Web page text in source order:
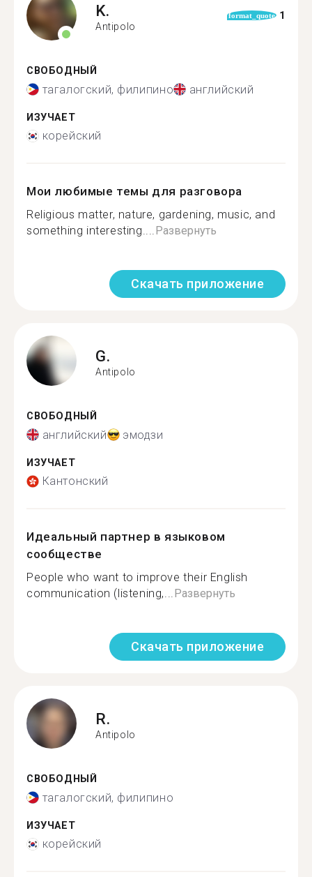
K.
Antipolo
format_quote 1
СВОБОДНЫЙ
тагалогский, филипино английский
ИЗУЧАЕТ
корейский
Мои любимые темы для разговора
Religious matter, nature, gardening, music, and
something interesting....Развернуть
Скачать приложение
G.
Antipolo
СВОБОДНЫЙ
английский эмодзи
ИЗУЧАЕТ
Кантонский
Идеальный партнер в языковом
сообществе
People who want to improve their English
communication (listening,...Развернуть
Скачать приложение
R.
Antipolo
СВОБОДНЫЙ
тагалогский, филипино
ИЗУЧАЕТ
корейский